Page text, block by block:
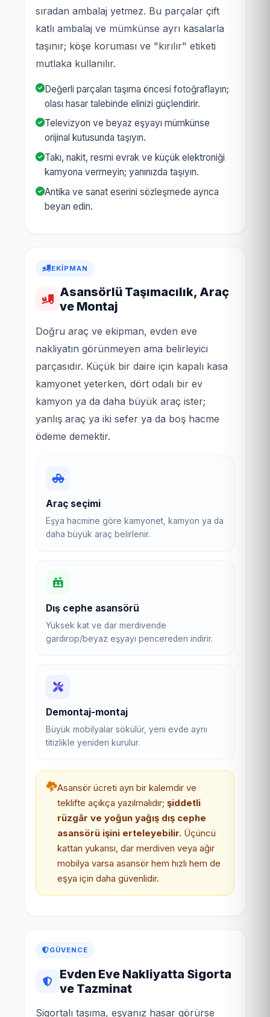
sıradan ambalaj yetmez. Bu parçalar çift
katlı ambalaj ve mümkünse ayrı kasalarla
taşınır; köşe koruması ve "kırılır" etiketi
mutlaka kullanılır.
Değerli parçaları taşıma öncesi fotoğraflayın;
olası hasar talebinde elinizi güçlendirir.
Televizyon ve beyaz eşyayı mümkünse
orijinal kutusunda taşıyın.
Takı, nakit, resmi evrak ve küçük elektroniği
kamyona vermeyin; yanınızda taşıyın.
Antika ve sanat eserini sözleşmede ayrıca
beyan edin.
EKIPMAN
Asansörlü Taşımacılık, Araç
ve Montaj
Doğru araç ve ekipman, evden eve
nakliyatın görünmeyen ama belirleyici
parçasıdır. Küçük bir daire için kapalı kasa
kamyonet yeterken, dört odalı bir ev
kamyon ya da daha büyük araç ister;
yanlış araç ya iki sefer ya da boş hacme
ödeme demektir.
Araç seçimi
Eşya hacmine göre kamyonet, kamyon ya da
daha büyük araç belirlenir.
Dış cephe asansörü
Yüksek kat ve dar merdivende
gardırop/beyaz eşyayı pencereden indirir.
Demontaj-montaj
Büyük mobilyalar sökülür, yeni evde aynı
titizlikle yeniden kurulur.
Asansör ücreti ayrı bir kalemdir ve
teklifte açıkça yazılmalıdır;şiddetli
rüzgâr ve yoğun yağış dış cephe
asansörü işini erteleyebilir. Üçüncü
kattan yukarısı, dar merdiven veya ağır
mobilya varsa asansör hem hızlı hem de
eşya için daha güvenlidir.
GÜVENCE
Evden Eve Nakliyatta Sigorta
ve Tazminat
Sigortalı taşıma, eşyanız hasar görürse